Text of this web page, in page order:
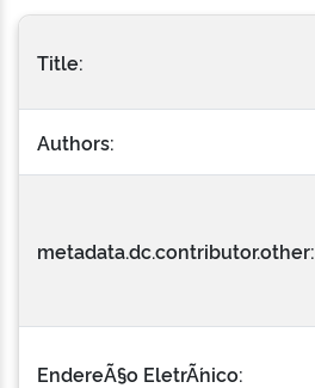
Title:
Authors:
metadata.dc.contributor.other:
EndereÃ§o EletrÃ´nico: